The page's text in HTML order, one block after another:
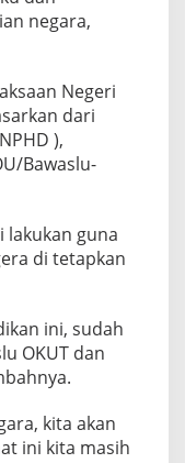
negara,
Negeri
dari
),
Bawaslu-
lakukan guna
di tetapkan
ini, sudah
OKUT dan
kita akan
ini kita masih